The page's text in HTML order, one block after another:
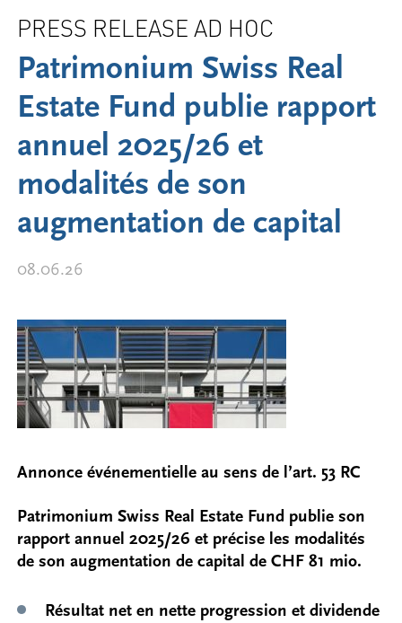
PRESS RELEASE AD HOC
Patrimonium Swiss Real
Estate Fund publie rapport
annuel 2025/26 et
modalités de son
augmentation de capital
08.06.26
Annonce événementielle au sens de l’art. 53 RC
Patrimonium Swiss Real Estate Fund publie son
rapport annuel 2025/26 et précise les modalités
de son augmentation de capital de CHF 81 mio.
Résultat net en nette progression et dividende